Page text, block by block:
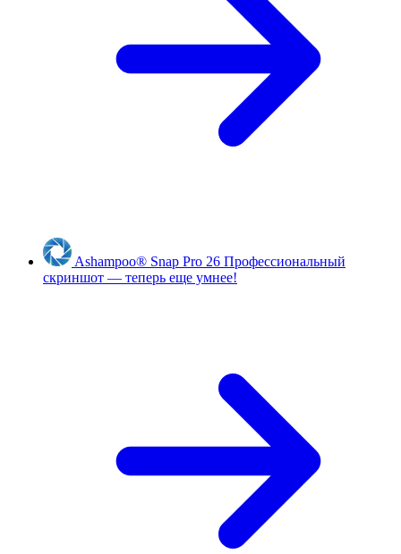
Ashampoo® Snap Pro 26 Профессиональный
скриншот — теперь еще умнее!